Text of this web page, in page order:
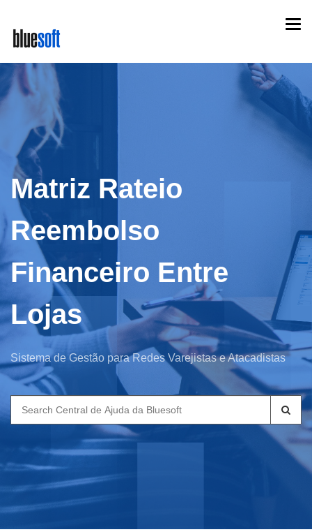
main
content
Matriz Rateio
Reembolso
Financeiro Entre
Lojas
Sistema de Gestão para Redes Varejistas e Atacadistas
Search
for: